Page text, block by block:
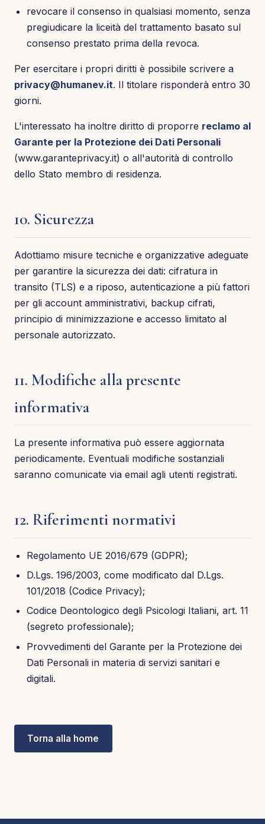
revocare il consenso in qualsiasi momento, senza
pregiudicare la liceità del trattamento basato sul
consenso prestato prima della revoca.
Per esercitare i propri diritti è possibile scrivere a
privacy@humanev.it. Il titolare risponderà entro 30
giorni.
L'interessato ha inoltre diritto di proporre reclamo al
Garante per la Protezione dei Dati Personali
(www.garanteprivacy.it) o all'autorità di controllo
dello Stato membro di residenza.
10. Sicurezza
Adottiamo misure tecniche e organizzative adeguate
per garantire la sicurezza dei dati: cifratura in
transito (TLS) e a riposo, autenticazione a più fattori
per gli account amministrativi, backup cifrati,
principio di minimizzazione e accesso limitato al
personale autorizzato.
11. Modifiche alla presente
informativa
La presente informativa può essere aggiornata
periodicamente. Eventuali modifiche sostanziali
saranno comunicate via email agli utenti registrati.
12. Riferimenti normativi
Regolamento UE 2016/679 (GDPR);
D.Lgs. 196/2003, come modificato dal D.Lgs.
101/2018 (Codice Privacy);
Codice Deontologico degli Psicologi Italiani, art. 11
(segreto professionale);
Provvedimenti del Garante per la Protezione dei
Dati Personali in materia di servizi sanitari e
digitali.
Torna alla home